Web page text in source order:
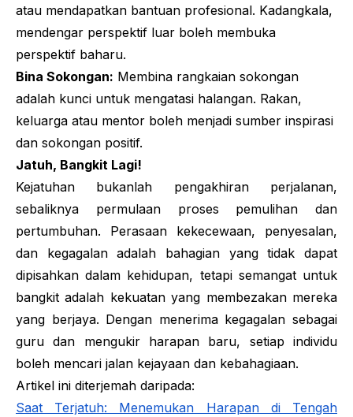
atau mendapatkan bantuan profesional. Kadangkala,
mendengar perspektif luar boleh membuka
perspektif baharu.
Bina Sokongan: Membina rangkaian sokongan
adalah kunci untuk mengatasi halangan. Rakan,
keluarga atau mentor boleh menjadi sumber inspirasi
dan sokongan positif.
Jatuh, Bangkit Lagi!
Kejatuhan bukanlah pengakhiran perjalanan,
sebaliknya permulaan proses pemulihan dan
pertumbuhan. Perasaan kekecewaan, penyesalan,
dan kegagalan adalah bahagian yang tidak dapat
dipisahkan dalam kehidupan, tetapi semangat untuk
bangkit adalah kekuatan yang membezakan mereka
yang berjaya. Dengan menerima kegagalan sebagai
guru dan mengukir harapan baru, setiap individu
boleh mencari jalan kejayaan dan kebahagiaan.
Artikel ini diterjemah daripada:
Saat Terjatuh: Menemukan Harapan di Tengah